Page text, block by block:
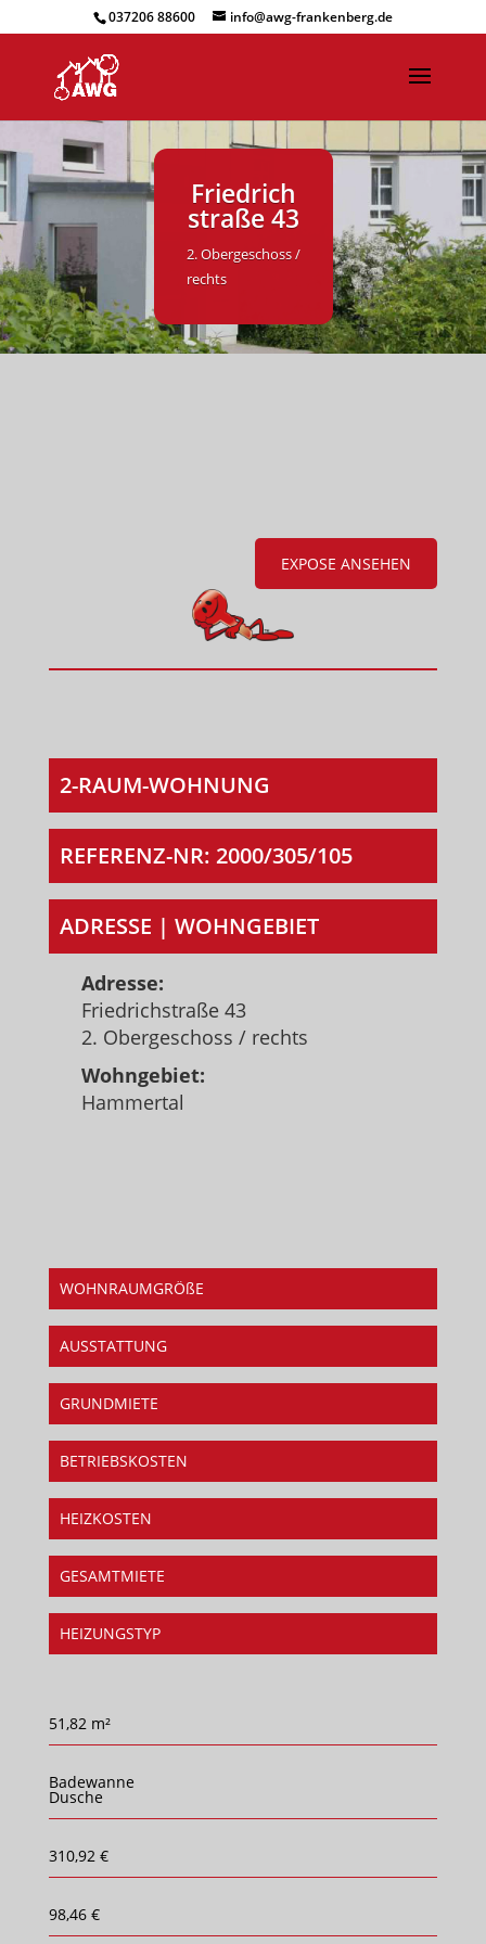
037206 88600 info@awg-frankenberg.de
Friedrich
straße 43
2. Obergeschoss /
rechts
EXPOSE ANSEHEN
2-RAUM-WOHNUNG
REFERENZ-NR: 2000/305/105
ADRESSE | WOHNGEBIET
Adresse:
Friedrichstraße 43
2. Obergeschoss / rechts
Wohngebiet:
Hammertal
WOHNRAUMGRÖßE
AUSSTATTUNG
GRUNDMIETE
BETRIEBSKOSTEN
HEIZKOSTEN
GESAMTMIETE
HEIZUNGSTYP
51,82 m²
Badewanne
Dusche
310,92 €
98,46 €